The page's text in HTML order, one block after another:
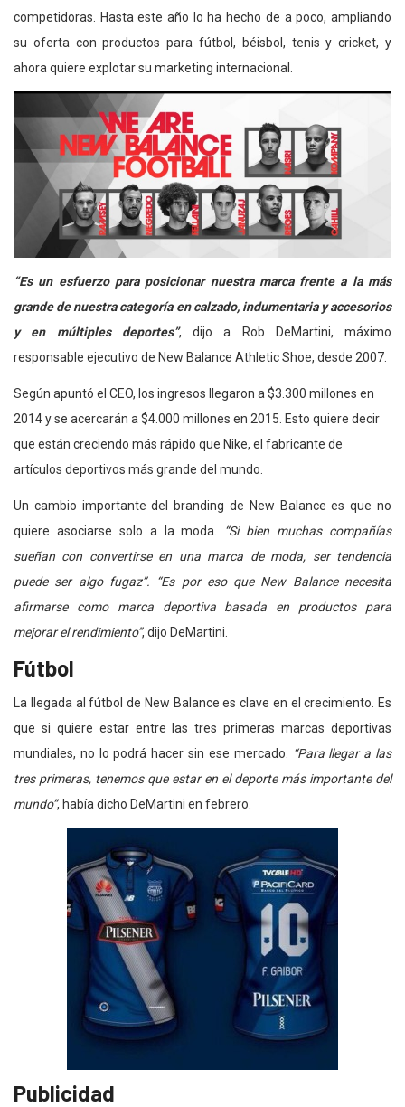
competidoras. Hasta este año lo ha hecho de a poco, ampliando
su oferta con productos para fútbol, béisbol, tenis y cricket, y
ahora quiere explotar su marketing internacional.
“Es un esfuerzo para posicionar nuestra marca frente a la más
grande de nuestra categoría en calzado, indumentaria y accesorios
y en múltiples deportes”, dijo a Rob DeMartini, máximo
responsable ejecutivo de New Balance Athletic Shoe, desde 2007.
Según apuntó el CEO, los ingresos llegaron a $3.300 millones en
2014 y se acercarán a $4.000 millones en 2015. Esto quiere decir
que están creciendo más rápido que Nike, el fabricante de
artículos deportivos más grande del mundo.
Un cambio importante del branding de New Balance es que no
quiere asociarse solo a la moda.
“Si bien muchas compañías
sueñan con convertirse en una marca de moda, ser tendencia
puede ser algo fugaz”.
“Es por eso que New Balance necesita
afirmarse como marca deportiva basada en productos para
mejorar el rendimiento”, dijo DeMartini.
Fútbol
La llegada al fútbol de New Balance es clave en el crecimiento. Es
que si quiere estar entre las tres primeras marcas deportivas
mundiales, no lo podrá hacer sin ese mercado.
“Para llegar a las
tres primeras, tenemos que estar en el deporte más importante del
mundo”, había dicho DeMartini en febrero.
Publicidad